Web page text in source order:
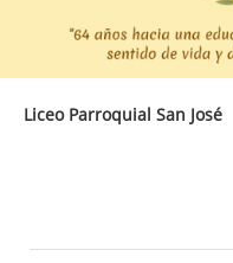
Liceo Parroquial San José